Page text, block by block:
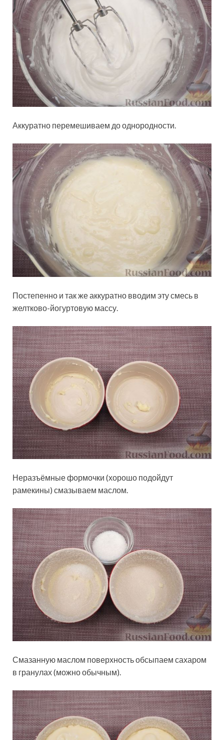
Аккуратно перемешиваем до однородности.
Постепенно и так же аккуратно вводим эту смесь в
желтково-йогуртовую массу.
Неразъёмные формочки (хорошо подойдут
рамекины) смазываем маслом.
Смазанную маслом поверхность обсыпаем сахаром
в гранулах (можно обычным).